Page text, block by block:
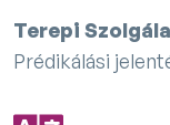
Terepi
Prédikálási